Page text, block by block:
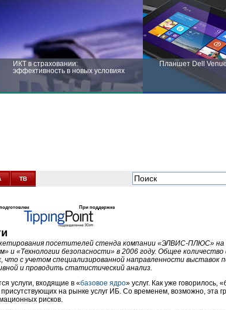
ИКТ в страховании:
эффективность в новых условиях
Планшет Dell
новых условиях
ТВ
подготовлен При поддержке
посетителей стенда компании «ЭЛВИС-ПЛЮС» на
и «Технологии безопасности» в 2006 году. Общее количество
с учетом специализированной направленности выставок
и проводить статистический анализ.
услуги, входящие в «базовое ядро» услуг. Как уже говорилось,
на рынке услуг ИБ. Со временем, возможно, эта
рисков.